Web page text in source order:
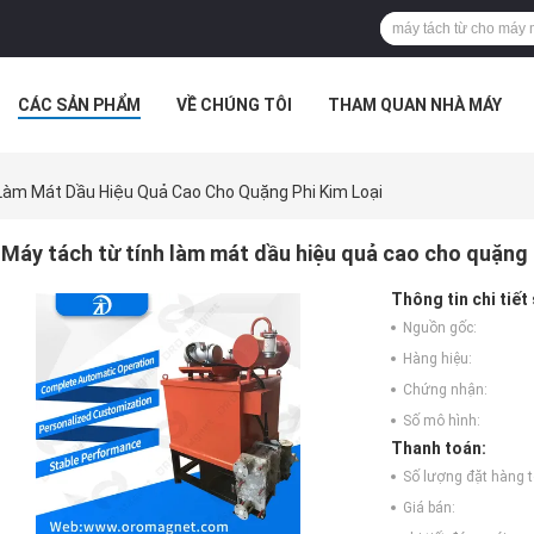
CÁC SẢN PHẨM VỀ CHÚNG TÔI THAM QUAN NHÀ MÁY
Mát Dầu Hiệu Quả Cao Cho Quặng Phi Kim Loại
Máy tách từ tính làm mát dầu hiệu quả cao cho quặng
Thông tin chi tiết
Nguồn gốc:
Hàng hiệu:
Chứng nhận:
Số mô hình:
Thanh toán:
Số lượng đặt hàng
Giá bán: